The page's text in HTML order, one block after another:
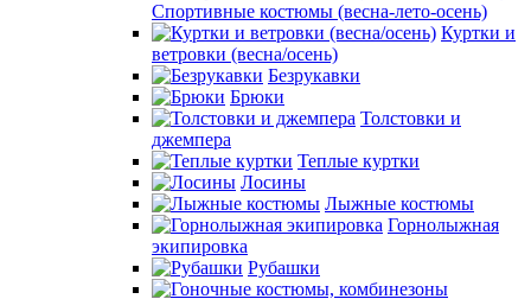
Спортивные костюмы (весна-лето-осень)
Куртки и
ветровки (весна/осень)
Безрукавки
Брюки
Толстовки и
джемпера
Теплые куртки
Лосины
Лыжные костюмы
Горнолыжная
экипировка
Рубашки